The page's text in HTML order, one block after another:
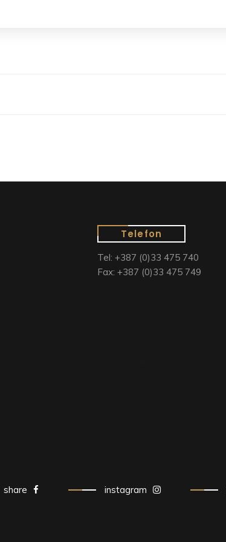
Telefon
Tel: +387 (0)33 475 740
Fax: +387 (0)33 475 749
share instagram